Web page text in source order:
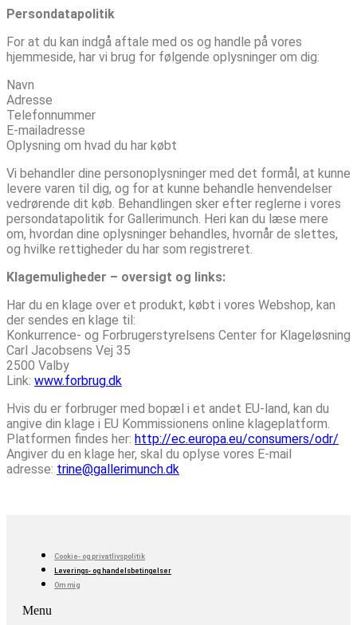
Persondatapolitik
For at du kan indgå aftale med os og handle på vores
hjemmeside, har vi brug for følgende oplysninger om dig:
Navn
Adresse
Telefonnummer
E-mailadresse
Oplysning om hvad du har købt
Vi behandler dine personoplysninger med det formål, at kunne
levere varen til dig, og for at kunne behandle henvendelser
vedrørende dit køb. Behandlingen sker efter reglerne i vores
persondatapolitik for Gallerimunch. Heri kan du læse mere
om, hvordan dine oplysninger behandles, hvornår de slettes,
og hvilke rettigheder du har som registreret.
Klagemuligheder – oversigt og links:
Har du en klage over et produkt, købt i vores Webshop, kan
der sendes en klage til:
Konkurrence- og Forbrugerstyrelsens Center for Klageløsning
Carl Jacobsens Vej 35
2500 Valby
Link: www.forbrug.dk
Hvis du er forbruger med bopæl i et andet EU-land, kan du
angive din klage i EU Kommissionens online klageplatform.
Platformen findes her: http://ec.europa.eu/consumers/odr/
Angiver du en klage her, skal du oplyse vores E-mail
adresse: trine@gallerimunch.dk
Cookie- og privatlivspolitik
Leverings- og handelsbetingelser
Om mig
Menu